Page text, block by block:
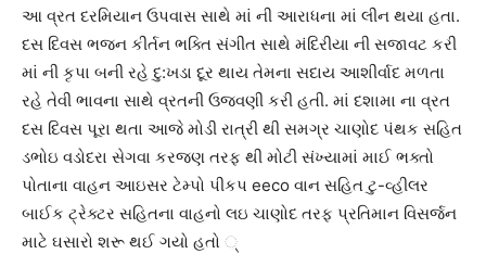
આ વ્રત દરમિયાન ઉપવાસ સાથે માં ની આરાધના માં લીન થયા હતા.
દસ દિવસ ભજન કીર્તન ભક્તિ સંગીત સાથે મંદિરીયા ની સજાવટ કરી
માં ની કૃપા બની રહે દુ:ખડા દૂર થાય તેમના સદાય આશીર્વાદ મળતા
રહે તેવી ભાવના સાથે વ્રતની ઉજવણી કરી હતી. માં દશામા ના વ્રત
દસ દિવસ પૂરા થતા આજે મોડી રાત્રી થી સમગ્ર ચાણોદ પંથક સહિત
ડભોઇ વડોદરા સેગવા કરજણ તરફ થી મોટી સંખ્યામાં માઈ ભક્તો
પોતાના વાહન આઇસર ટેમ્પો પીકપ eeco વાન સહિત ટુ-વ્હીલર
બાઈક ટ્રેક્ટર સહિતના વાહનો લઇ ચાણોદ તરફ પ્રતિમાન વિસર્જન
માટે ઘસારો શરૂ થઈ ગયો હતો ્